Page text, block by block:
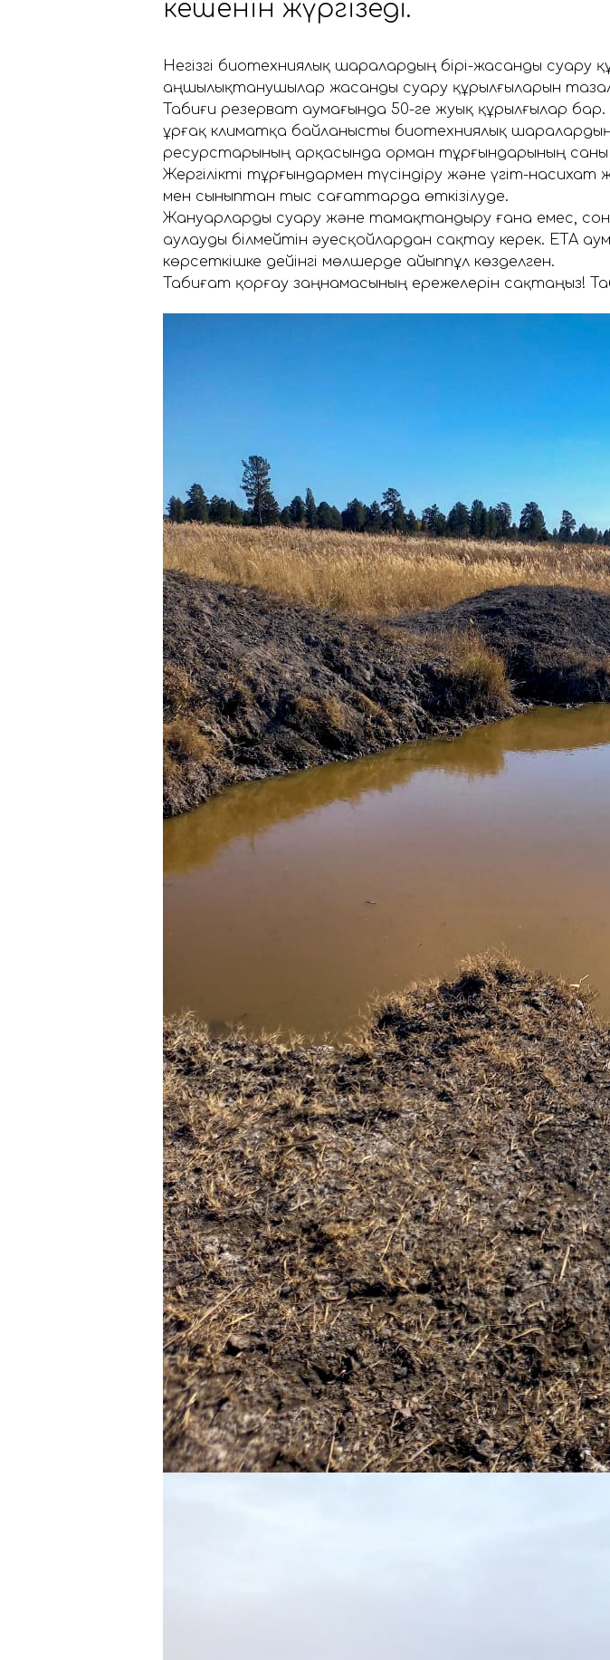
кешенін жүргізеді.
Негізгі биотехниялық шаралардың бірі-жасанды
аңшылықтанушылар жасанды суару құрылғыларын
Табиғи резерват аумағында 50-ге жуық құрылғылар бар.
Құрғақ климатқа байланысты биотехниялық
ресурстарының арқасында орман тұрғындарының саны
Жергілікті тұрғындармен түсіндіру және үгіт-
мен сыныптан тыс сағаттарда өткізілуде.
Жануарларды суару және тамақтандыру ғана емес,
аулауды білмейтін әуесқойлардан сақтау керек. ЕҚТА
көрсеткішке дейінгі мөлшерде айыппұл көзделген.
Табиғат қорғау заңнамасының ережелерін сақтаңыз!